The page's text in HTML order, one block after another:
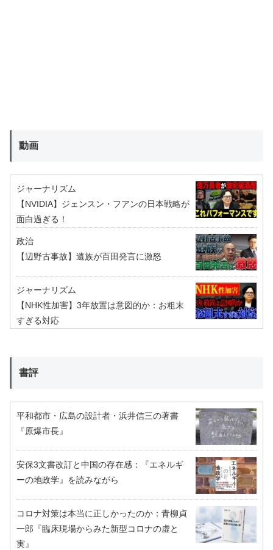
動画
ジャーナリズム
【NVIDIA】ジェンスン・フアンの日本戦略が
面白過ぎる！
政治
【辺野古事故】遺族が百田発言に激怒
ジャーナリズム
【NHK性加害】3年放置は意図的か：お粗末
すぎる対応
書評
平和都市・広島の設計者・浜井信三の著書
『原爆市長』
安保3文書改訂と中国の存在感：『エネルギ
ーの地政学』を読みながら
コロナ対策は本当に正しかったのか：青柳貞
一郎『臨床現場からみた新型コロナの虚と
実』